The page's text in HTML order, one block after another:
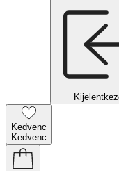
Kedvenc
Kedvenc